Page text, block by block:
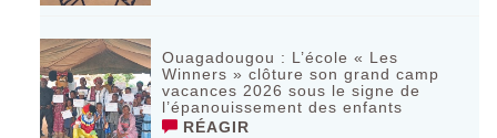
Ouagadougou : L’école « Les
Winners » clôture son grand camp
vacances 2026 sous le signe de
l’épanouissement des enfants
RÉAGIR